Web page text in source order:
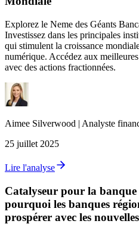
Explorez le Neme des Géants
Investissez dans les principales
qui stimulent la croissance
numérique. Accédez aux
avec des actions fractionnées.
Aimee Silverwood | Analyste
25 juillet 2025
Lire l'analyse
Catalyseur pour la
pourquoi les banques
prospérer avec les